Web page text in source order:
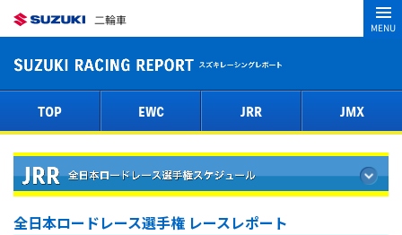
二輪車
MENU
TOP EWC JRR JMX
全日本ロードレース選手権 レースレポート